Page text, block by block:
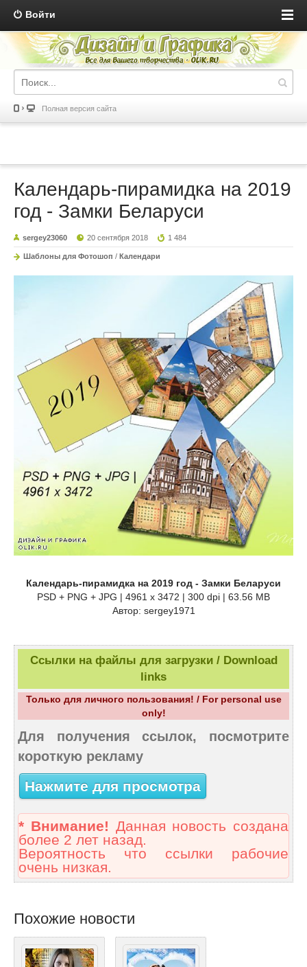
Войти
Полная версия сайта
Календарь-пирамидка на 2019
год - Замки Беларуси
sergey23060 20 сентября 2018 1 484
Шаблоны для Фотошоп / Календари
Календарь-пирамидка на 2019 год - Замки Беларуси
PSD + PNG + JPG | 4961 x 3472 | 300 dpi | 63.56 MB
Автор: sergey1971
Ссылки на файлы для загрузки / Download
links
Только для личного пользования! / For personal use
only!
Для получения ссылок, посмотрите
короткую рекламу
Нажмите для просмотра
* Внимание! Данная новость создана
более 2 лет назад.
Вероятность что ссылки рабочие
очень низкая.
Похожие новости